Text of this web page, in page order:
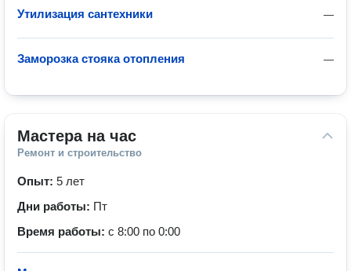
—
Утилизация сантехники
—
Заморозка стояка отопления
Мастера на час
Ремонт и строительство
Опыт: 5 лет
Дни работы: Пт
Время работы: с 8:00 по 0:00